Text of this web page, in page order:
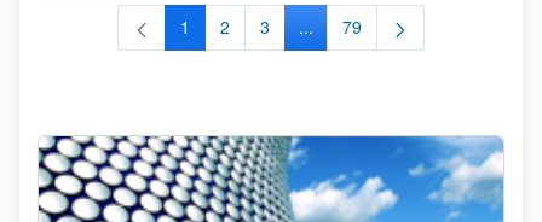
Página
1 Página
2 Página
3 ...Páginas intermedias Use TAB
Página
79